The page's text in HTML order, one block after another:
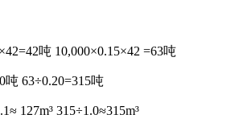
吨 10,000×0.15×42 =63吨
吨 63÷0.20=315吨
127m³ 315÷1.0≈315m³